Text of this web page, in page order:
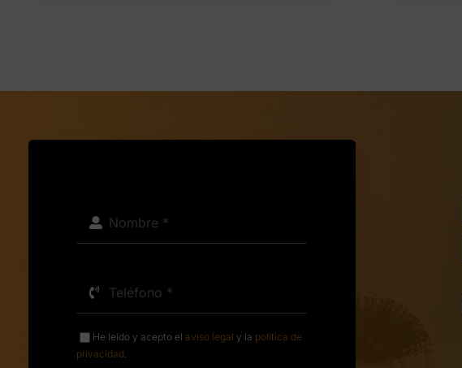
He leído y acepto elaviso legal y la política de
privacidad.